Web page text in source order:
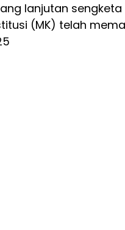
lanjutan sengketa
(MK) telah